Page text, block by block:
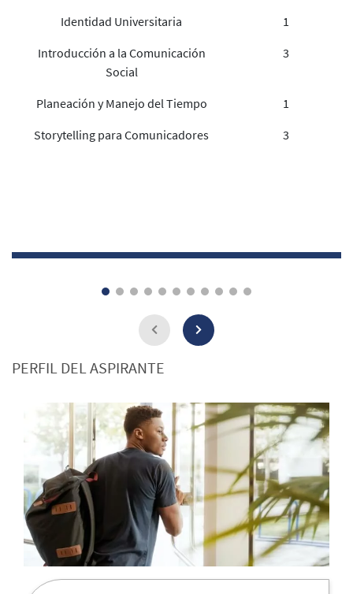
Identidad Universitaria
1
Introducción a la Comunicación
Social
3
Planeación y Manejo del Tiempo
1
Storytelling para Comunicadores
3
PERFIL DEL ASPIRANTE